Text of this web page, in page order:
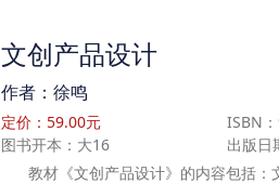
文创产品设计
作者：徐鸣
定价：59.00元
ISBN
图书开本：大16
出版日
教材《文创产品设计》的内容包括：